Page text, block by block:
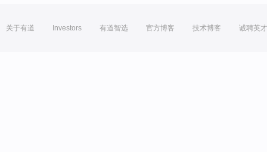
关于有道 Investors 有道智选 官方博客 技术博客 诚聘英才